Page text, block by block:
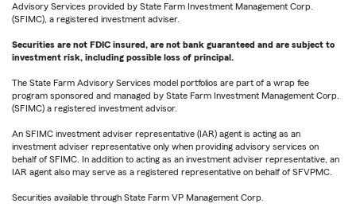
Advisory Services provided by State Farm Investment Management Corp.
(SFIMC), a registered investment adviser.
Securities are not FDIC insured, are not bank guaranteed and are subject to
investment risk, including possible loss of principal.
The State Farm Advisory Services model portfolios are part of a wrap fee
program sponsored and managed by State Farm Investment Management Corp.
(SFIMC) a registered investment advisor.
An SFIMC investment adviser representative (IAR) agent is acting as an
investment adviser representative only when providing advisory services on
behalf of SFIMC. In addition to acting as an investment adviser representative, an
IAR agent also may serve as a registered representative on behalf of SFVPMC.
Securities available through State Farm VP Management Corp.